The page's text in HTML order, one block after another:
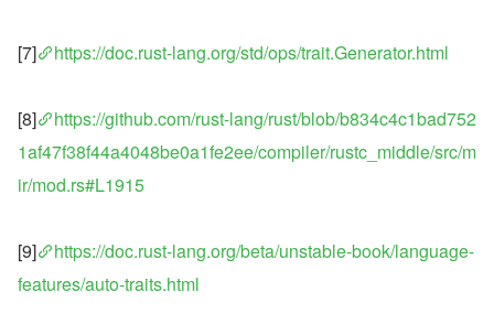
[7] https://doc.rust-lang.org/std/ops/trait.Generator.html
[8]
https://github.com/rust-lang/rust/blob/b834c4c1bad752
1af47f38f44a4048be0a1fe2ee/compiler/rustc_middle/src/m
ir/mod.rs#L1915
[9]
https://doc.rust-lang.org/beta/unstable-book/language-
features/auto-traits.html